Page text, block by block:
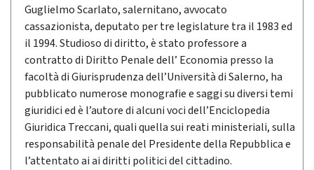
Guglielmo Scarlato, salernitano, avvocato
cassazionista, deputato per tre legislature tra il 1983 ed
il 1994. Studioso di diritto, è stato professore a
contratto di Diritto Penale dell’ Economia presso la
facoltà di Giurisprudenza dell’Università di Salerno, ha
pubblicato numerose monografie e saggi su diversi temi
giuridici ed è l’autore di alcuni voci dell’Enciclopedia
Giuridica Treccani, quali quella sui reati ministeriali, sulla
responsabilità penale del Presidente della Repubblica e
l’attentato ai ai diritti politici del cittadino.